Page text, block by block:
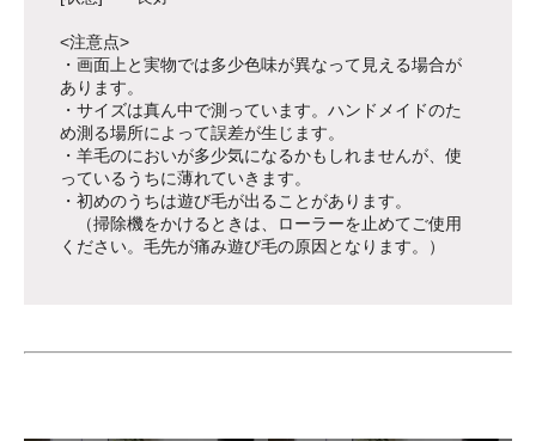
<注意点>
・画面上と実物では多少色味が異なって見える場合が
あります。
・サイズは真ん中で測っています。ハンドメイドのた
め測る場所によって誤差が生じます。
・羊毛のにおいが多少気になるかもしれませんが、使
っているうちに薄れていきます。
・初めのうちは遊び毛が出ることがあります。
（掃除機をかけるときは、ローラーを止めてご使用
ください。毛先が痛み遊び毛の原因となります。）